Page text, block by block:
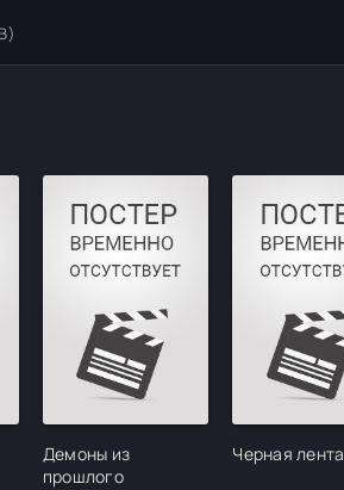
Демоны из
прошлого
Черная лента